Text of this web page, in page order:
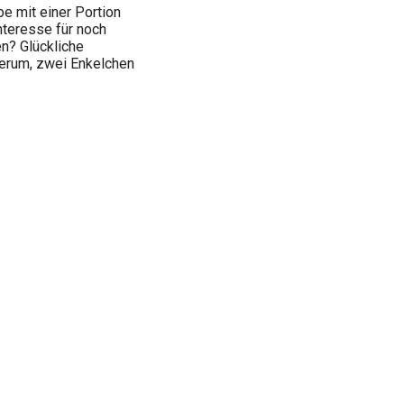
mit einer Portion
für noch
Glückliche
zwei Enkelchen